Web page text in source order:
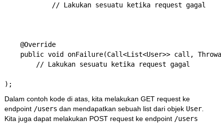
            // Lakukan sesuatu ketika request gagal
    @Override
public void onFailure(Call<List<User>> call,
        // Lakukan sesuatu ketika request gagal
);
Dalam contoh kode di atas, kita melakukan GET request ke
endpoint /users dan mendapatkan sebuah list dari objek User.
Kita juga dapat melakukan POST request ke endpoint /users